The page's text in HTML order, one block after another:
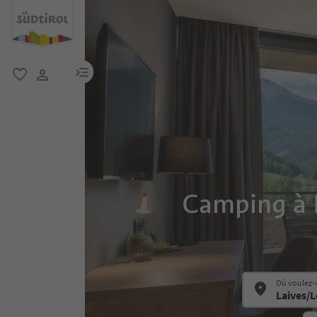
lien menu
Camping à
Où voulez-